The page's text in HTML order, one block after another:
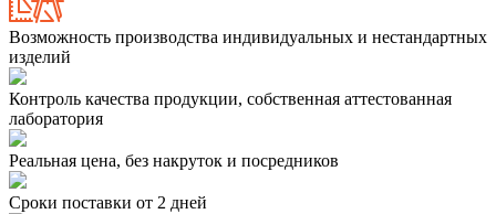
Возможность производства индивидуальных и нестандартных
изделий
Контроль качества продукции, собственная аттестованная
лаборатория
Реальная цена, без накруток и посредников
Сроки поставки от 2 дней